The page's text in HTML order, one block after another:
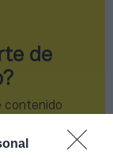
de
contenido